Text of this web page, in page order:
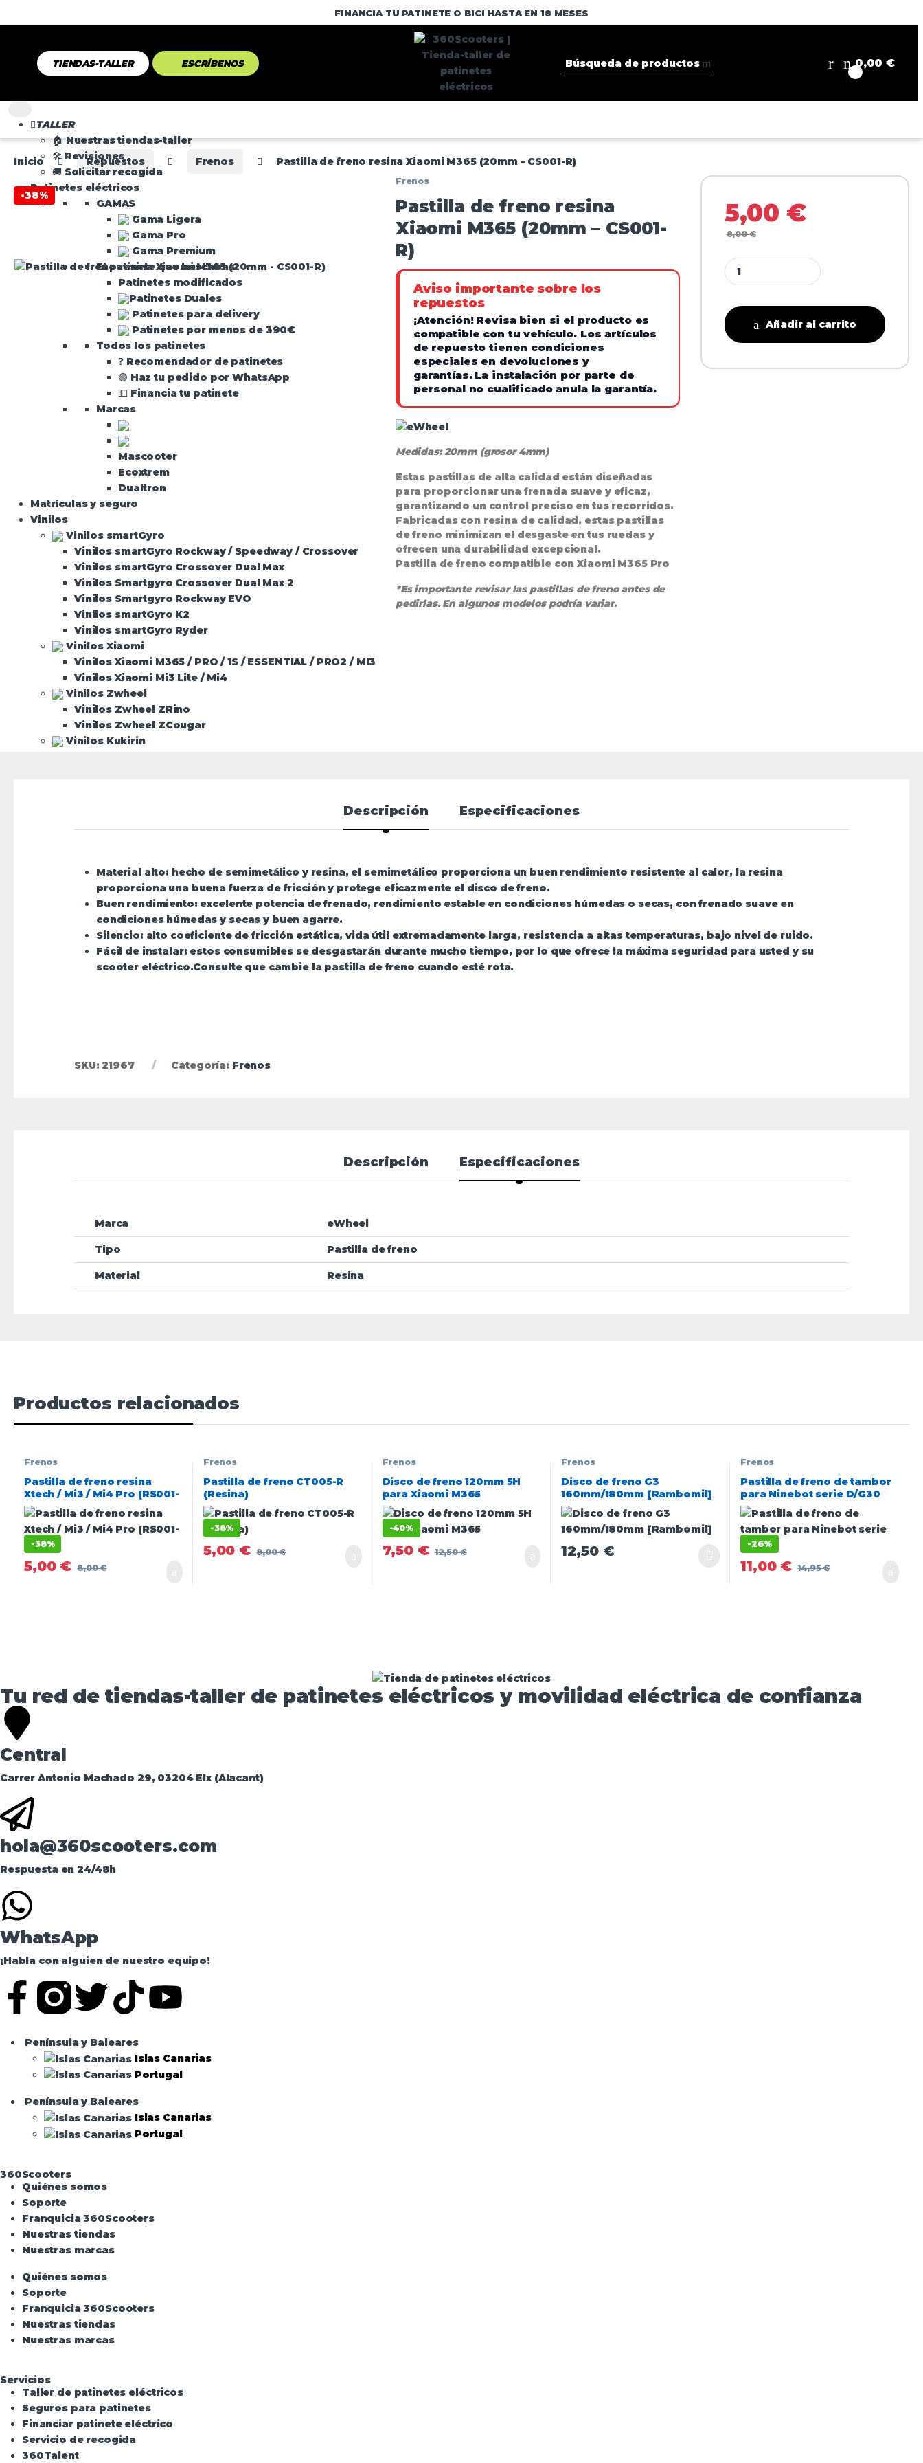
FINANCIA TU PATINETE O BICI HASTA EN 18 MESES
TIENDAS-TALLER ESCRÍBENOS 0,00€
TALLER
🏠 Nuestras tiendas-taller
🛠️ Revisiones
🚚 Solicitar recogida
Patinetes eléctricos
GAMAS
Gama Ligera
Gama Pro
Gama Premium
El patinete que buscabas
Patinetes modificados
Patinetes Duales
Patinetes para delivery
Patinetes por menos de 390€
Todos los patinetes
❓ Recomendador de patinetes
🟢 Haz tu pedido por WhatsApp
💵 Financia tu patinete
Marcas
Mascooter
Ecoxtrem
Dualtron
Matrículas y seguro
Vinilos
Vinilos smartGyro
Vinilos smartGyro Rockway / Speedway / Crossover
Vinilos smartGyro Crossover Dual Max
Vinilos Smartgyro Crossover Dual Max 2
Vinilos Smartgyro Rockway EVO
Vinilos smartGyro K2
Vinilos smartGyro Ryder
Vinilos Xiaomi
Vinilos Xiaomi M365 / PRO / 1S / ESSENTIAL / PRO2 / MI3
Vinilos Xiaomi Mi3 Lite / Mi4
Vinilos Zwheel
Vinilos Zwheel ZRino
Vinilos Zwheel ZCougar
Vinilos Kukirin
TODAS LAS BICIS ELÉCTRICAS
MARCAS
Engwe
Movilidad reducida
Inicio Repuestos Frenos Pastilla de freno resina Xiaomi M365 (20mm – CS001-R)
-38%
Frenos
Pastilla de freno resina
Xiaomi M365 (20mm – CS001-
R)
Aviso importante sobre los
repuestos
¡Atención! Revisa bien si el producto es
compatible con tu vehículo. Los artículos
de repuesto tienen condiciones
especiales en devoluciones y
garantías. La instalación por parte de
personal no cualificado anula la garantía.
Medidas: 20mm (grosor 4mm)
Estas pastillas de alta calidad están diseñadas
para proporcionar unafrenada suave y eficaz,
garantizando un control preciso en tus recorridos.
Fabricadas con resina de calidad, estas pastillas
de freno minimizan el desgaste en tus ruedas y
ofrecen una durabilidad excepcional.
Pastilla de freno compatible con Xiaomi M365 Pro
*Es importante revisar las pastillas de freno antes de
pedirlas. En algunos modelos podría variar.
5,00 €
8,00€
Añadir al carrito
Descripción Especificaciones
Material alto: hecho de semimetálico y resina, el semimetálico proporciona un buen rendimiento resistente al calor, la resina
proporciona una buena fuerza de fricción y protege eficazmente el disco de freno.
Buen rendimiento:excelente potencia de frenado, rendimiento estable en condiciones húmedas o secas, con frenado suave en
condiciones húmedas y secas y buen agarre.
Silencio:alto coeficiente de fricción estática, vida útil extremadamente larga, resistencia a altas temperaturas, bajo nivel de ruido.
Fácil de instalar:estos consumibles se desgastarán durante mucho tiempo, por lo que ofrece la máxima seguridad para usted y su
scooter eléctrico.Consulte que cambie la pastilla de freno cuando esté rota.
SKU:21967 Categoría: Frenos
Descripción Especificaciones
Marca eWheel
Tipo Pastilla de freno
Material Resina
Productos relacionados
Frenos
Pastilla de freno resina
Xtech / Mi3 / Mi4 Pro (RS001-
R)
-38%
5,00 € 8,00€
Frenos
Pastilla de freno CT005-R
(Resina)
-38%
5,00 € 8,00€
Frenos
Disco de freno 120mm 5H
para Xiaomi M365
-40%
7,50 € 12,50€
Frenos
Disco de freno G3
160mm/180mm [Rambomil]
12,50 €
Frenos
Pastilla de freno de tambor
para Ninebot serie D/G30
-26%
11,00 € 14,95€
Tu red de tiendas-taller de patinetes eléctricos y movilidad eléctrica de confianza​
Central
Carrer Antonio Machado 29, 03204 Elx (Alacant)
hola@360scooters.com
Respuesta en 24/48h
WhatsApp
¡Habla con alguien de nuestro equipo!
Península y Baleares
Islas Canarias
Portugal
Península y Baleares
Islas Canarias
Portugal
360Scooters
Quiénes somos
Soporte
Franquicia 360Scooters
Nuestras tiendas
Nuestras marcas
Quiénes somos
Soporte
Franquicia 360Scooters
Nuestras tiendas
Nuestras marcas
Servicios
Taller de patinetes eléctricos
Seguros para patinetes
Financiar patinete eléctrico
Servicio de recogida
360Talent